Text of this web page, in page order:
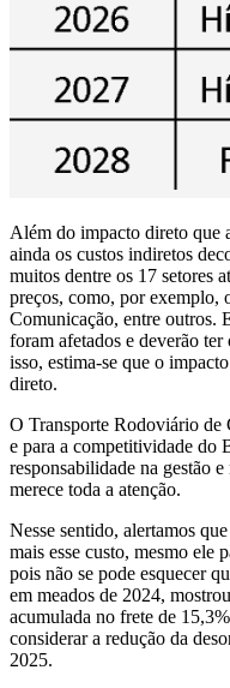
Além do impacto direto que
ainda os custos indiretos
muitos dentre os 17 setores
preços, como, por exemplo,
Comunicação, entre outros.
foram afetados e deverão
isso, estima-se que o
direto.
O Transporte Rodoviário de
e para a competitividade do
responsabilidade na gestão
merece toda a atenção.
Nesse sentido, alertamos
mais esse custo, mesmo ele
pois não se pode esquecer
em meados de 2024,
acumulada no frete de
considerar a redução da
2025.